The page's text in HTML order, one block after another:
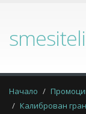
Начало
Калиброван